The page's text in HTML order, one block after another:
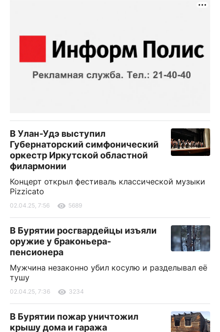
В Улан-Удэ выступил
Губернаторский симфонический
оркестр Иркутской областной
филармонии
Концерт открыл фестиваль классической музыки
Pizzicato
02.04.25, 7:56 5689
В Бурятии росгвардейцы изъяли
оружие у браконьера-
пенсионера
Мужчина незаконно убил косулю и разделывал её
тушу
02.04.25, 7:36 3234
В Бурятии пожар уничтожил
крышу дома и гаража